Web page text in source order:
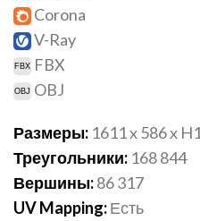
Corona
V-Ray
FBX
OBJ
Размеры: 1611 x 586 x
Треугольники: 168 844
Вершины:86 317
UV Mapping:Есть